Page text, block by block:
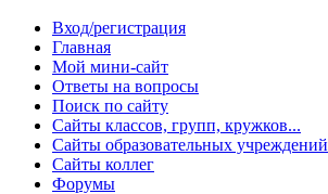
Вход/регистрация
Главная
Мой мини-сайт
Ответы на вопросы
Поиск по сайту
Сайты классов, групп, кружков...
Сайты образовательных учреждений
Сайты коллег
Форумы